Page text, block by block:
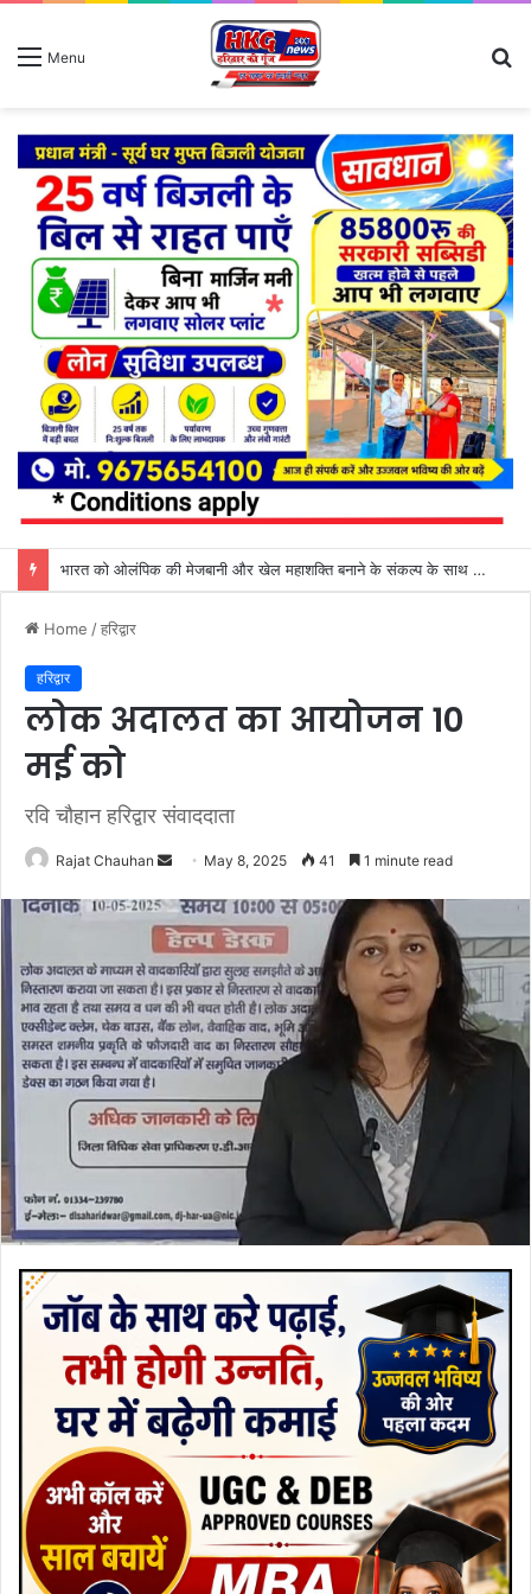
Menu
कांवड़ियों की सेवा सहयोग करना हम सभी का कर्तव्य: महंत बिष्णु दास
Home /हरिद्वार
हरिद्वार
लोक अदालत का आयोजन 10
मई को
रवि चौहान हरिद्वार संवाददाता
Rajat Chauhan
Send
email
May 8, 2025 41 1 minute read